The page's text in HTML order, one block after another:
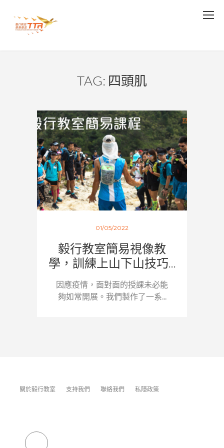
TAG: 四頭肌
01/05/2022
毅行教室簡易視像教
學，訓練上山下山技巧...
因應疫情，面對面的授課未必能
夠如常開展。我們製作了一系...
關於毅行教室 支持我們 聯絡我們 私隱政策